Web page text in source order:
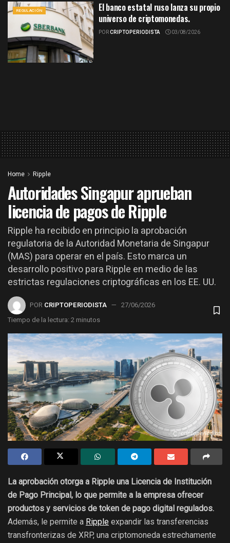
REGULACIÓN
El banco estatal ruso lanza su propio
universo de criptomonedas.
PORCRIPTOPERIODISTA 03/08/2026
Home Ripple
Autoridades Singapur aprueban
licencia de pagos de Ripple
Ripple ha recibido en principio la aprobación
regulatoria de la Autoridad Monetaria de Singapur
(MAS) para operar en el país. Esto marca un
desarrollo positivo para Ripple en medio de las
estrictas regulaciones criptográficas en los EE. UU.
POR CRIPTOPERIODISTA
27/06/2026
Tiempo de la lectura: 2 minutos
La aprobación otorga a Ripple una Licencia de Institución
de Pago Principal, lo que permite a la empresa ofrecer
productos y servicios de token de pago digital regulados.
Además, le permite a Ripple expandir las transferencias
transfronterizas de XRP, una criptomoneda estrechamente